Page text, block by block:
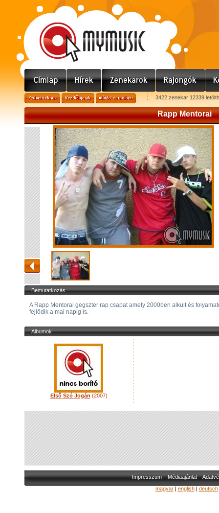
3422 zenekar 12339
Rapp Mentorai
Bemutatkozás
A Rapp Mentorai gegszter rap csapat amely 2000ben alkult és
fejlödik a mai napig is.
Albumok
Első Szó Jogán (2007)
Impresszum Médiaajánlat
magyar| english| deutsch